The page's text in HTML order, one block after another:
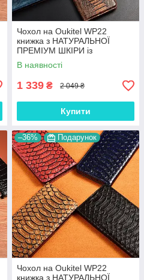
Чохол на Oukitel WP22
книжка з НАТУРАЛЬНОЇ
ПРЕМІУМ ШКІРИ із
підставкою протиударний
магнітний "REPTILE"
В наявності
1 339 ₴ 2 049 ₴
Купити
–36% Подарунок
Чохол на Oukitel WP22
книжка з НАТУРАЛЬНОЇ